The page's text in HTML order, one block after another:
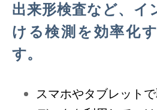
出来形検査など、イ
ける検測を効率化
す。
スマホやタブレット